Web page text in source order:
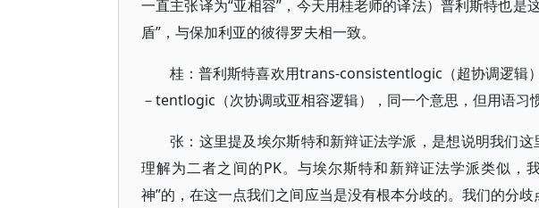
一直主张译为“亚相容”，今天用桂老师的译法）普利斯特也是
盾”，与保加利亚的彼得罗夫相一致。
桂：普利斯特喜欢用trans-consistentlogic（超协调逻辑
－tentlogic（次协调或亚相容逻辑），同一个意思，但用语习
张：这里提及埃尔斯特和新辩证法学派，是想说明我们
理解为二者之间的PK。与埃尔斯特和新辩证法学派类似，
神”的，在这一点我们之间应当是没有根本分歧的。我们的分